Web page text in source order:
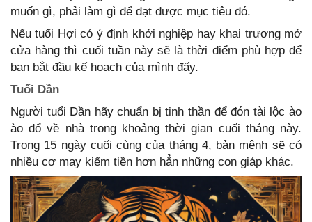
muốn gì, phải làm gì để đạt được mục tiêu đó.
Nếu tuổi Hợi có ý định khởi nghiệp hay khai trương mở
cửa hàng thì cuối tuần này sẽ là thời điểm phù hợp để
bạn bắt đầu kế hoạch của mình đấy.
Tuổi Dần
Người tuổi Dần hãy chuẩn bị tinh thần để đón tài lộc ào
ào đổ về nhà trong khoảng thời gian cuối tháng này.
Trong 15 ngày cuối cùng của tháng 4, bản mệnh sẽ có
nhiều cơ may kiếm tiền hơn hẳn những con giáp khác.